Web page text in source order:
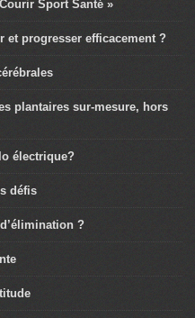
Sport Santé »
et progresser efficacement ?
plantaires sur-mesure, hors
électrique?
défis
?